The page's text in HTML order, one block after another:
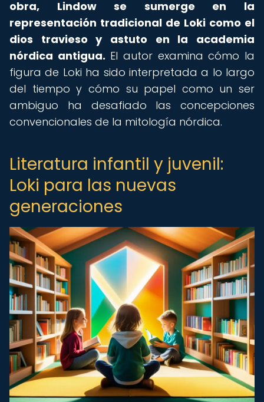
obra, Lindow se sumerge en la
representación tradicional de Loki como el
dios travieso y astuto en la academia
nórdica antigua. El autor examina cómo la
figura de Loki ha sido interpretada a lo largo
del tiempo y cómo su papel como un ser
ambiguo ha desafiado las concepciones
convencionales de la mitología nórdica.
Literatura infantil y juvenil:
Loki para las nuevas
generaciones